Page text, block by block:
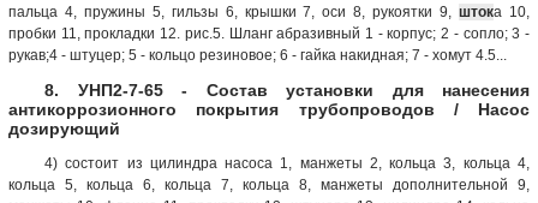
пальца 4, пружины 5, гильзы 6, крышки 7, оси 8, рукоятки 9,штока 10,
пробки 11, прокладки 12. рис.5. Шланг абразивный 1 - корпус; 2 - сопло; 3 -
рукав;4 - штуцер; 5 - кольцо резиновое; 6 - гайка накидная; 7 - хомут 4.5...
8. УНП2-7-65 - Состав установки для нанесения
антикоррозионного покрытия трубопроводов / Насос
дозирующий
4) состоит из цилиндра насоса 1, манжеты 2, кольца 3, кольца 4,
кольца 5, кольца 6, кольца 7, кольца 8, манжеты дополнительной 9,